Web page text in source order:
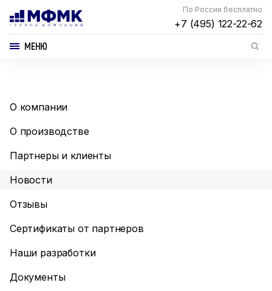
По России бесплатно
+7 (495) 122-22-62
МЕНЮ
О компании
О производстве
Партнеры и клиенты
Новости
Отзывы
Сертификаты от партнеров
Наши разработки
Документы